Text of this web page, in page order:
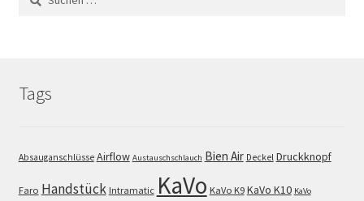
nach:
Tags
Absauganschlüsse Airflow Austauschschlauch Bien Air Deckel Druckknopf
Faro Handstück Intramatic KaVo KaVo K9 KaVo K10 KaVo